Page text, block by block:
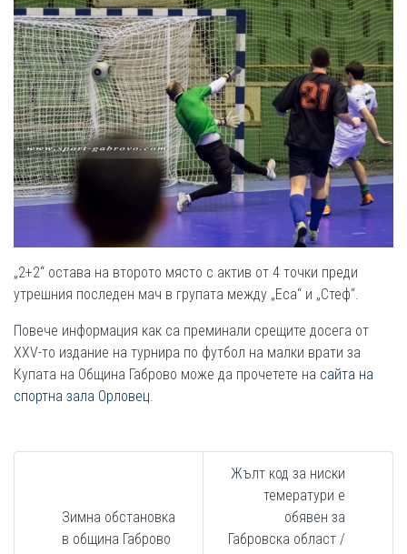
„2+2“ остава на второто място с актив от 4 точки преди
утрешния последен мач в групата между „Еса“ и „Стеф“.
Повече информация как са преминали срещите досега от
ХХV-то издание на турнира по футбол на малки врати за
Купата на Община Габрово може да прочетете на сайта на
спортна зала Орловец
Зимна обстановка
в община Габрово
Жълт код за ниски
темератури е
обявен за
Габровска област /